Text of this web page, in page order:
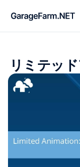
リミテッ